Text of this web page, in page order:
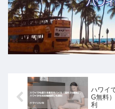
ハワイ
G無料
利